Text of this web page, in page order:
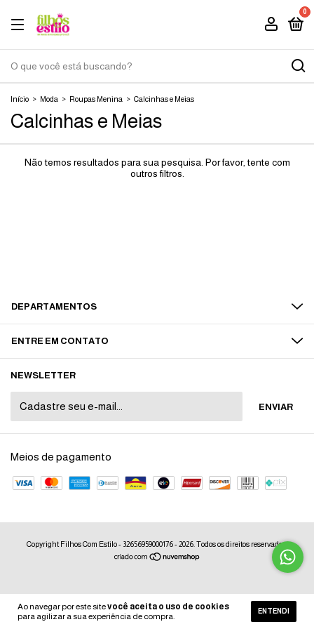
0
Ao navegar por este sitevocê aceita o uso de cookies
para agilizar a sua experiência de compra.
ENTENDI
Início > Moda > Roupas Menina > Calcinhas e Meias
Calcinhas e Meias
Não temos resultados para sua pesquisa. Por favor, tente com
outros filtros.
DEPARTAMENTOS
ENTRE EM CONTATO
NEWSLETTER
Meios de pagamento
Copyright Filhos Com Estilo - 32656959000176 - 2026. Todos os direitos reservados.